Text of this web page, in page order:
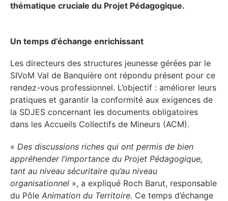
thématique cruciale du Projet Pédagogique.
Un temps d’échange enrichissant
Les directeurs des structures jeunesse gérées par le
SIVoM Val de Banquière ont répondu présent pour ce
rendez-vous professionnel. L’objectif : améliorer leurs
pratiques et garantir la conformité aux exigences de
la SDJES concernant les documents obligatoires
dans les Accueils Collectifs de Mineurs (ACM).
« Des discussions riches qui ont permis de bien
appréhender l’importance du Projet Pédagogique,
tant au niveau sécuritaire qu’au niveau
organisationnel », a expliqué Roch Barut, responsable
du Pôle Animation du Territoire. Ce temps d’échange